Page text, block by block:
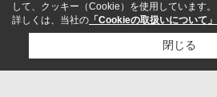
して、クッキー（Cookie）を使用しています。
詳しくは、当社の 「Cookieの取扱いについて」
閉じる